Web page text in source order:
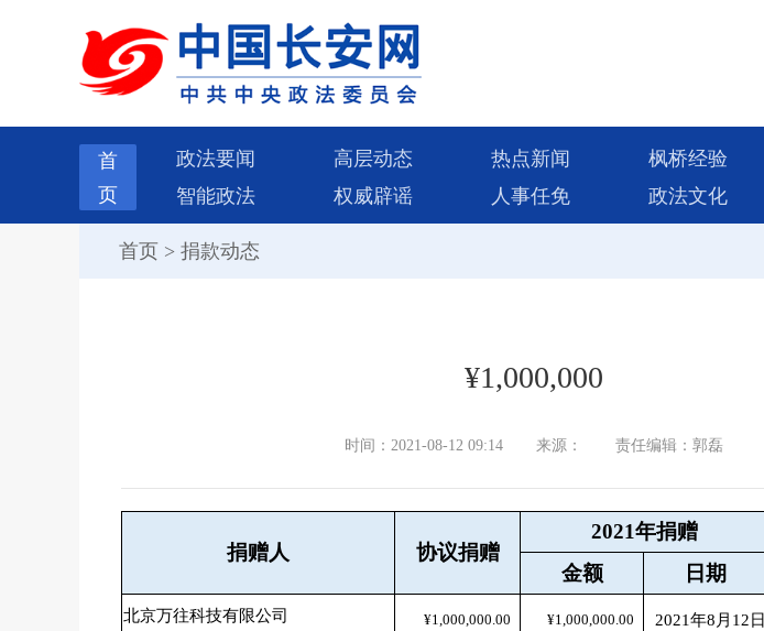
首
页
政法要闻 高层动态 热点新闻 枫桥经验
智能政法
权威辟谣 人事任免 政法文化
首页 > 捐款动态
¥1,000,000
时间：2021-08-12 09:14 来源： 责任编辑：郭磊
捐赠人 协议捐赠
2021年捐赠
金额
日期
北京万往科技有限公司 ¥1,000,000.00 ¥1,000,000.00 2021年8月12日